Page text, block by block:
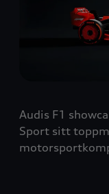
Audis F1
Sport sitt